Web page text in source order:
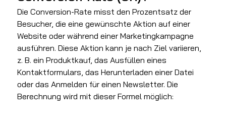
Die Conversion-Rate misst den Prozentsatz der
Besucher, die eine gewünschte Aktion auf einer
Website oder während einer Marketingkampagne
ausführen. Diese Aktion kann je nach Ziel variieren,
z. B. ein Produktkauf, das Ausfüllen eines
Kontaktformulars, das Herunterladen einer Datei
oder das Anmelden für einen Newsletter. Die
Berechnung wird mit dieser Formel möglich: